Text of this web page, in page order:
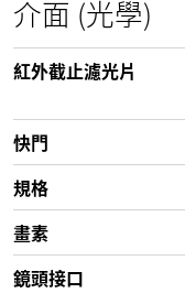
介面 (光學)
紅外截止濾光片
快門
規格
畫素
鏡頭接口